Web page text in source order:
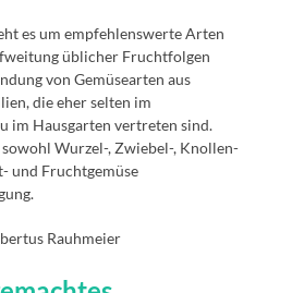
es um empfehlenswerte Arten
üblicher Fruchtfolgen
von Gemüsearten aus
die eher selten im
im Hausgarten vertreten sind.
Wurzel-, Zwiebel-, Knollen-
und Fruchtgemüse
Rauhmeier